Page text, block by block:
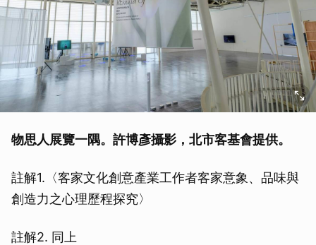
物思人展覽一隅。許博彥攝影，北市客基會提供。
註解1.〈客家文化創意產業工作者客家意象、品味與
創造力之心理歷程探究〉
註解2. 同上
取消